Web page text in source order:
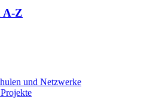
A-Z
und Netzwerke